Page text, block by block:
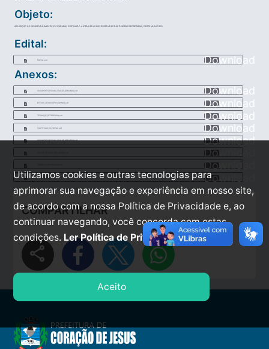
Objeto:
AQUISIÇÃO DE GENEROS ALIMENTICIOS (PADARIA), DESTINADO A ATENDER AS NECESSSIDADES DAS DIVERSAS SECRETARIAS, DESTE MUNICIPIO.
Edital:
EDITAL.pdf
Download
Anexos:
DOCUMENTO_FORMALIZAO_DE_DEMANDA.pdf Download
ESTUDO_TECNICO_PRELIMINAR.pdf Download
TERMO_DE_REFERENCIA.pdf Download
1_RATIFICAO_DO_EDITAL.pdf Download
DOCUMENTO_FORMALIZAO_DE_DEMANDA.pdf Download
Download
Download
1_RATIFICAO_DO_EDITAL.pdf Download
COMPARTILHAR
share
Utilizamos cookies e outras tecnologias para
aprimorar sua navegação e experiência em nosso site,
de acordo com a nossa Política de Privacidade e, ao
continuar navegando, você concorda com estas
condições. Ler Política de Privacidade.
Aceito